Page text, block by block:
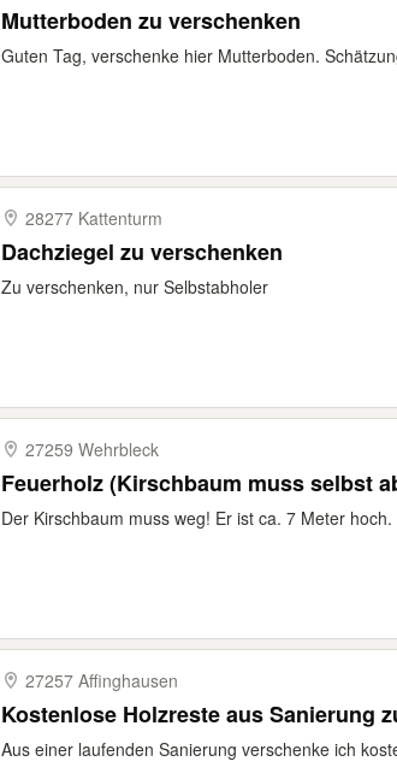
Mutterboden zu verschenken
Guten Tag, verschenke hier Mutterboden.
28277 Kattenturm
Dachziegel zu verschenken
Zu verschenken, nur Selbstabholer
27259 Wehrbleck
Feuerholz (Kirschbaum muss selbst
Der Kirschbaum muss weg! Er ist ca. 7 Meter
27257 Affinghausen
Kostenlose Holzreste aus Sanierung
Aus einer laufenden Sanierung verschenke ich